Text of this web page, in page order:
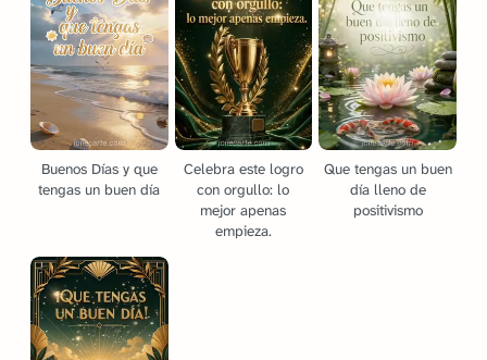
Buenos Días y que
tengas un buen día
Celebra este logro
con orgullo: lo
mejor apenas
empieza.
Que tengas un buen
día lleno de
positivismo